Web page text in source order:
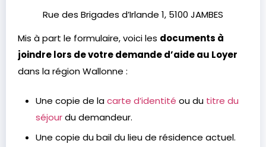
Rue des Brigades d’Irlande 1, 5100 JAMBES
Mis à part le formulaire, voici les documents à
joindre lors de votre demande d’aide au Loyer
dans la région Wallonne :
Une copie de lacarte d’identité ou du titre du
séjourdu demandeur.
Une copie du bail du lieu de résidence actuel.